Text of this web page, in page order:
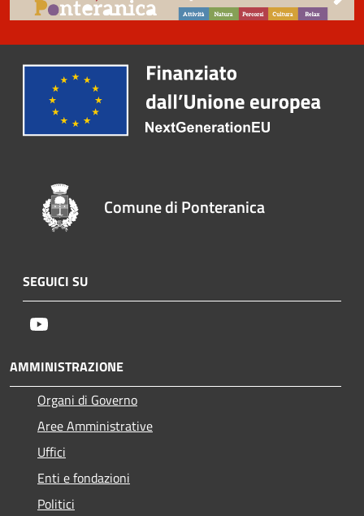
Comune di Ponteranica
SEGUICI SU
AMMINISTRAZIONE
Organi di Governo
Aree Amministrative
Uffici
Enti e fondazioni
Politici